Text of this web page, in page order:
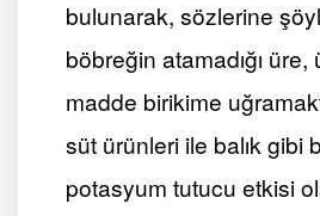
bulunarak, sözlerine
böbreğin atamadığı
madde birikime
süt ürünleri ile balık gibi
potasyum tutucu etkisi